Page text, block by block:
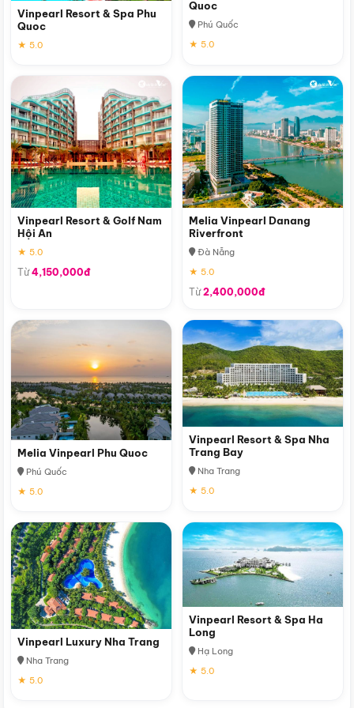
Vinpearl Resort & Spa Phu
Quoc
★ 5.0
Quoc
Phú Quốc
★ 5.0
Vinpearl Resort & Golf Nam
Hội An
★ 5.0
Từ4,150,000đ
Melia Vinpearl Danang
Riverfront
Đà Nẵng
★ 5.0
Từ2,400,000đ
Melia Vinpearl Phu Quoc
Phú Quốc
★ 5.0
Vinpearl Resort & Spa Nha
Trang Bay
Nha Trang
★ 5.0
Vinpearl Luxury Nha Trang
Nha Trang
★ 5.0
Vinpearl Resort & Spa Ha
Long
Hạ Long
★ 5.0